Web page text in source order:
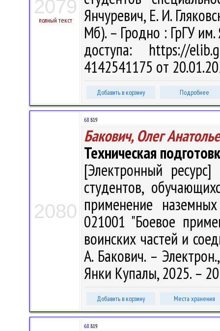
2079
полный текст
Янчуревич, Е. И.
Мб). – Гродно : ГрГУ
доступа: https://
4142541175 от
Добавить в корзину Подробнее
2080
68 Б19
Бакович, Олег
Техническая
[Электронный
студентов,
применение
021001 "Боевое
воинских частей и
А. Бакович. –
Янки Купалы, 2025. –
Добавить в корзину Места хранения
68 Б19